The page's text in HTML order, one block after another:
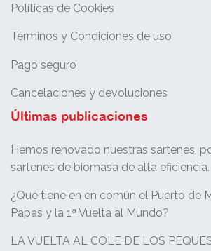
Políticas de Cookies
Términos y Condiciones de uso
Pago seguro
Cancelaciones y devoluciones
Últimas publicaciones
Hemos renovado nuestras sartenes,
sartenes de biomasa de alta eficiencia.
¿Qué tiene en en común el Puerto de
Papas y la 1ª Vuelta al Mundo?
LA VUELTA AL COLE DE LOS